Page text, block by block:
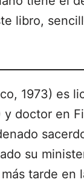
libro,
1973) es
y doctor en
su
tarde en